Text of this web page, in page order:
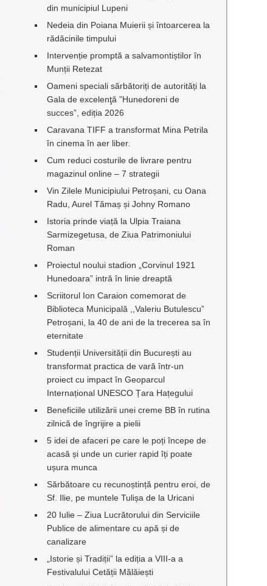
din municipiul Lupeni
Nedeia din Poiana Muierii și întoarcerea la
rădăcinile timpului
Intervenție promptă a salvamontiștilor în
Munții Retezat
Oameni speciali sărbătoriți de autorități la
Gala de excelenţă ”Hunedoreni de
succes”, ediția 2026
Caravana TIFF a transformat Mina Petrila
în cinema în aer liber.
Cum reduci costurile de livrare pentru
magazinul online – 7 strategii
Vin Zilele Municipiului Petroșani, cu Oana
Radu, Aurel Tămaș și Johny Romano
Istoria prinde viață la Ulpia Traiana
Sarmizegetusa, de Ziua Patrimoniului
Roman
Proiectul noului stadion „Corvinul 1921
Hunedoara” intră în linie dreaptă
Scriitorul Ion Caraion comemorat de
Biblioteca Municipală ,,Valeriu Butulescu”
Petroșani, la 40 de ani de la trecerea sa în
eternitate
Studenții Universității din București au
transformat practica de vară într-un
proiect cu impact în Geoparcul
Internațional UNESCO Țara Hațegului
Beneficiile utilizării unei creme BB în rutina
zilnică de îngrijire a pielii
5 idei de afaceri pe care le poți începe de
acasă și unde un curier rapid îți poate
ușura munca
Sărbătoare cu recunoștință pentru eroi, de
Sf. Ilie, pe muntele Tulișa de la Uricani
20 Iulie – Ziua Lucrătorului din Serviciile
Publice de alimentare cu apă și de
canalizare
„Istorie și Tradiții” la ediția a VIII-a a
Festivalului Cetății Mălăiești